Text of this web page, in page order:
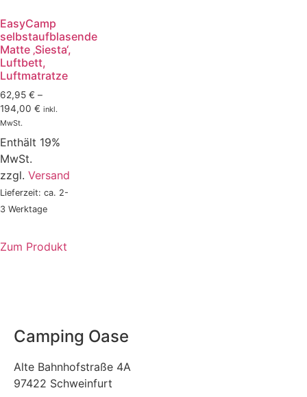
EasyCamp
selbstaufblasende
Matte ‚Siesta‘,
Luftbett,
Luftmatratze
62,95 € –
194,00 € inkl.
MwSt.
Enthält 19%
MwSt.
zzgl. Versand
Lieferzeit: ca. 2-
3 Werktage
Zum Produkt
Camping Oase
Alte Bahnhofstraße 4A
97422 Schweinfurt